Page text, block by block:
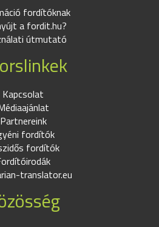
fordítóknak
a fordit.hu?
útmutató
Kapcsolat
Partnereink
fordítók
fordítók
translator.eu